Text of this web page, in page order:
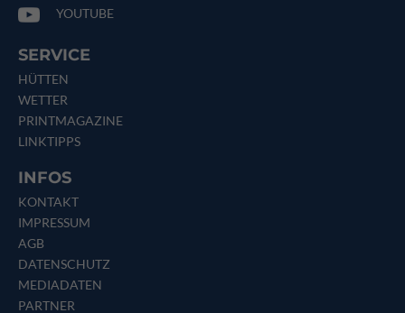
YOUTUBE
SERVICE
HÜTTEN
WETTER
PRINTMAGAZINE
LINKTIPPS
INFOS
KONTAKT
IMPRESSUM
AGB
DATENSCHUTZ
MEDIADATEN
PARTNER